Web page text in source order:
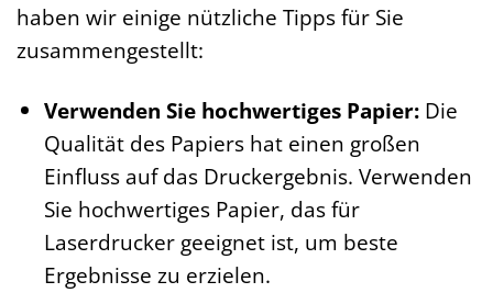
haben wir einige nützliche Tipps für Sie
zusammengestellt:
Verwenden Sie hochwertiges Papier:Die
Qualität des Papiers hat einen großen
Einfluss auf das Druckergebnis. Verwenden
Sie hochwertiges Papier, das für
Laserdrucker geeignet ist, um beste
Ergebnisse zu erzielen.